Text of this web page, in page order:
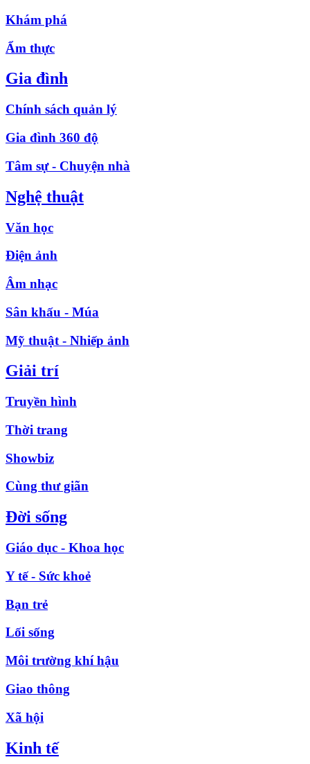
Khám phá
Ẩm thực
Gia đình
Chính sách quản lý
Gia đình 360 độ
Tâm sự - Chuyện nhà
Nghệ thuật
Văn học
Điện ảnh
Âm nhạc
Sân khấu - Múa
Mỹ thuật - Nhiếp ảnh
Giải trí
Truyền hình
Thời trang
Showbiz
Cùng thư giãn
Đời sống
Giáo dục - Khoa học
Y tế - Sức khoẻ
Bạn trẻ
Lối sống
Môi trường khí hậu
Giao thông
Xã hội
Kinh tế